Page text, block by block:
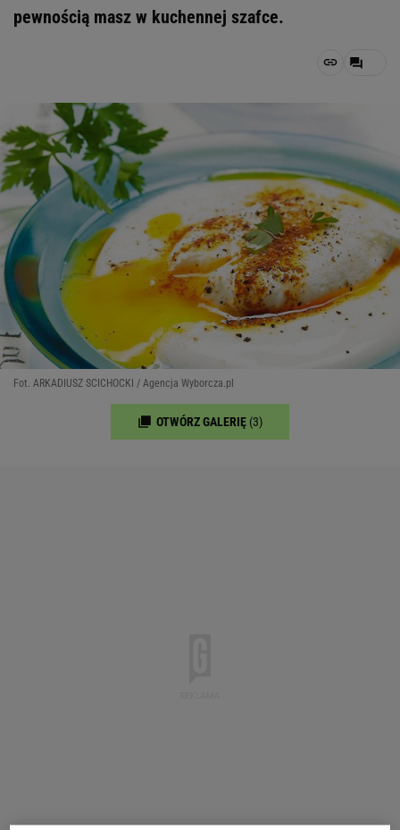
pewnością masz w kuchennej szafce.
Fot. ARKADIUSZ SCICHOCKI / Agencja Wyborcza.pl
OTWÓRZ GALERIĘ (3)